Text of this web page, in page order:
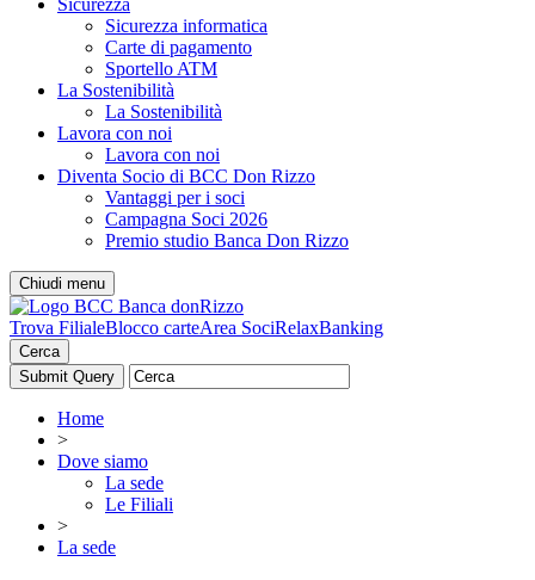
Sicurezza
Sicurezza informatica
Carte di pagamento
Sportello ATM
La Sostenibilità
La Sostenibilità
Lavora con noi
Lavora con noi
Diventa Socio di BCC Don Rizzo
Vantaggi per i soci
Campagna Soci 2026
Premio studio Banca Don Rizzo
Chiudi menu
Trova FilialeBlocco carteArea SociRelaxBanking
Cerca
Home
>
Dove siamo
La sede
Le Filiali
>
La sede